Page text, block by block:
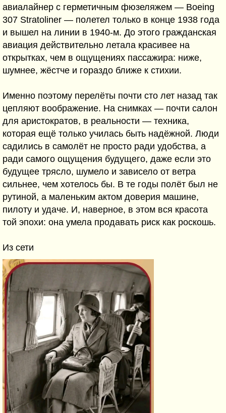
авиалайнер с герметичным фюзеляжем — Boeing
307 Stratoliner — полетел только в конце 1938 года
и вышел на линии в 1940-м. До этого гражданская
авиация действительно летала красивее на
открытках, чем в ощущениях пассажира: ниже,
шумнее, жёстче и гораздо ближе к стихии.
Именно поэтому перелёты почти сто лет назад так
цепляют воображение. На снимках — почти салон
для аристократов, в реальности — техника,
которая ещё только училась быть надёжной. Люди
садились в самолёт не просто ради удобства, а
ради самого ощущения будущего, даже если это
будущее трясло, шумело и зависело от ветра
сильнее, чем хотелось бы. В те годы полёт был не
рутиной, а маленьким актом доверия машине,
пилоту и удаче. И, наверное, в этом вся красота
той эпохи: она умела продавать риск как роскошь.
Из сети